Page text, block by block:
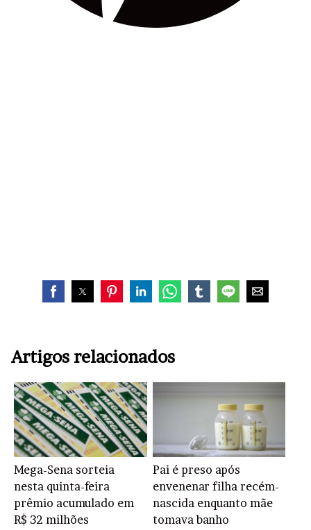
Artigos relacionados
Mega-Sena sorteia
nesta quinta-feira
prêmio acumulado em
R$ 32 milhões
Pai é preso após
envenenar filha recém-
nascida enquanto mãe
tomava banho